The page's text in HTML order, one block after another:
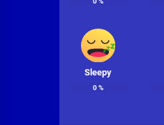
Sleepy
0%